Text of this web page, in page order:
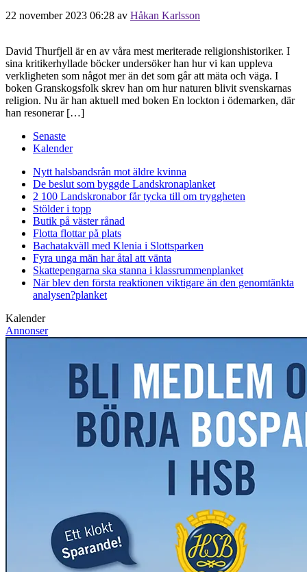
22 november 2023 06:28 av Håkan Karlsson
David Thurfjell är en av våra mest meriterade religionshistoriker. I
sina kritikerhyllade böcker undersöker han hur vi kan uppleva
verkligheten som något mer än det som går att mäta och väga. I
boken Granskogsfolk skrev han om hur naturen blivit svenskarnas
religion. Nu är han aktuell med boken En lockton i ödemarken, där
han resonerar […]
Senaste
Kalender
Nytt halsbandsrån mot äldre kvinna
De beslut som byggde Landskronaplanket
2 100 Landskronabor får tycka till om tryggheten
Stölder i topp
Butik på väster rånad
Flotta flottar på plats
Bachatakväll med Klenia i Slottsparken
Fyra unga män har åtal att vänta
Skattepengarna ska stanna i klassrummenplanket
När blev den första reaktionen viktigare än den genomtänkta
analysen?planket
Kalender
Annonser